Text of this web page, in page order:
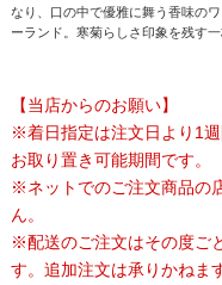
なり、口の中で優雅に舞う香味の
ーランド。寒菊らしさ印象を残す
【当店からのお願い】
※着日指定は注文日より1
お取り置き可能期間です。
※ネットでのご注文商品の
ん。
※配送のご注文はその度ご
す。追加注文は承りかねま